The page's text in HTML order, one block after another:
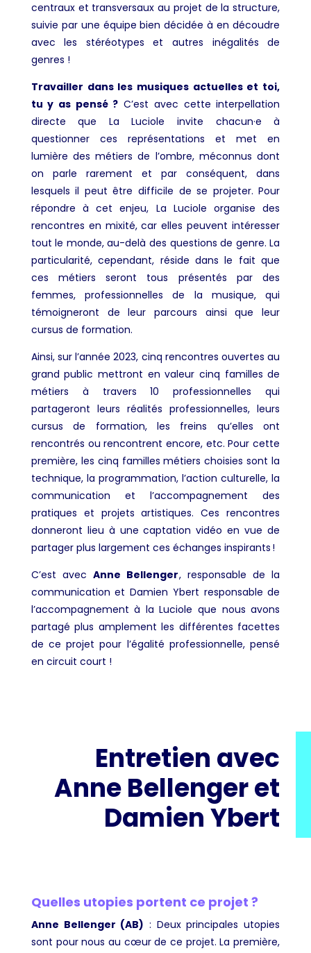
centraux et transversaux au projet de la structure,
suivie par une équipe bien décidée à en découdre
avec les stéréotypes et autres inégalités de
genres !
Travailler dans les musiques actuelles et toi,
tu y as pensé ? C’est avec cette interpellation
directe que La Luciole invite chacun·e à
questionner ces représentations et met en
lumière des métiers de l’ombre, méconnus dont
on parle rarement et par conséquent, dans
lesquels il peut être difficile de se projeter. Pour
répondre à cet enjeu, La Luciole organise des
rencontres en mixité, car elles peuvent intéresser
tout le monde, au-delà des questions de genre. La
particularité, cependant, réside dans le fait que
ces métiers seront tous présentés par des
femmes, professionnelles de la musique, qui
témoigneront de leur parcours ainsi que leur
cursus de formation.
Ainsi, sur l’année 2023, cinq rencontres ouvertes au
grand public mettront en valeur cinq familles de
métiers à travers 10 professionnelles qui
partageront leurs réalités professionnelles, leurs
cursus de formation, les freins qu’elles ont
rencontrés ou rencontrent encore, etc. Pour cette
première, les cinq familles métiers choisies sont la
technique, la programmation, l’action culturelle, la
communication et l’accompagnement des
pratiques et projets artistiques. Ces rencontres
donneront lieu à une captation vidéo en vue de
partager plus largement ces échanges inspirants !
C’est avecAnne Bellenger, responsable de la
communication et Damien Ybert responsable de
l’accompagnement à la Luciole que nous avons
partagé plus amplement les différentes facettes
de ce projet pour l’égalité professionnelle, pensé
en circuit court !
Entretien avec
Anne Bellenger et
Damien Ybert
Quelles utopies portent ce projet ?
Anne Bellenger (AB) : Deux principales utopies
sont pour nous au cœur de ce projet. La première,